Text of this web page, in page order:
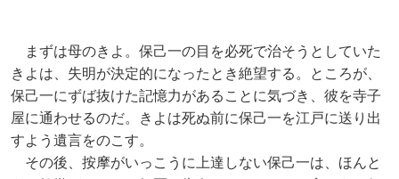
まずは母のきよ。保己一の目を必死で治そうとしていた
きよは、失明が決定的になったとき絶望する。ところが、
保己一にずば抜けた記憶力があることに気づき、彼を寺子
屋に通わせるのだ。きよは死ぬ前に保己一を江戸に送り出
すよう遺言をのこす。
その後、按摩がいっこうに上達しない保己一は、ほんと